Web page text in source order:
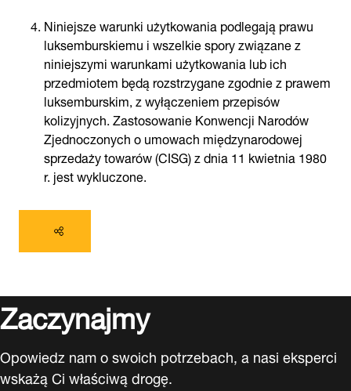
Niniejsze warunki użytkowania podlegają prawu
luksemburskiemu i wszelkie spory związane z
niniejszymi warunkami użytkowania lub ich
przedmiotem będą rozstrzygane zgodnie z prawem
luksemburskim, z wyłączeniem przepisów
kolizyjnych. Zastosowanie Konwencji Narodów
Zjednoczonych o umowach międzynarodowej
sprzedaży towarów (CISG) z dnia 11 kwietnia 1980
r. jest wykluczone.
Zaczynajmy
Opowiedz nam o swoich potrzebach, a nasi eksperci
wskażą Ci właściwą drogę.